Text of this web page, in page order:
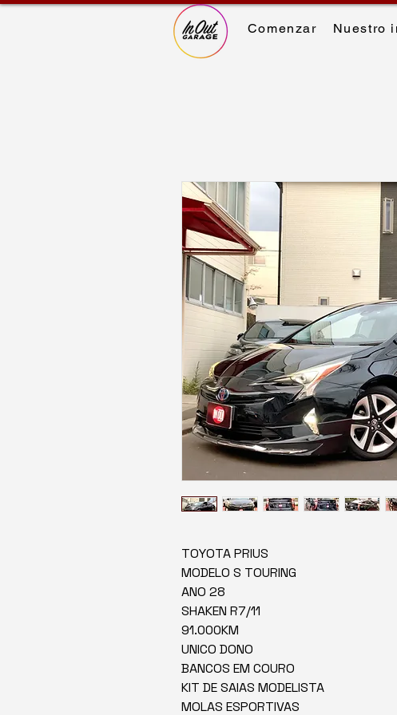
Comenzar Nuestro
TOYOTA PRIUS
MODELO S TOURING
ANO 28
SHAKEN R7/11
91.000KM
UNICO DONO
BANCOS EM COURO
KIT DE SAIAS MODELISTA
MOLAS ESPORTIVAS